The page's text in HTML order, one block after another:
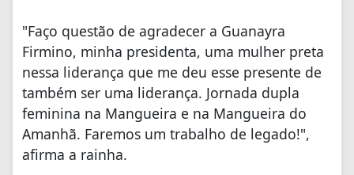
"Faço questão de agradecer a Guanayra
Firmino, minha presidenta, uma mulher preta
nessa liderança que me deu esse presente de
também ser uma liderança. Jornada dupla
feminina na Mangueira e na Mangueira do
Amanhã. Faremos um trabalho de legado!",
afirma a rainha.